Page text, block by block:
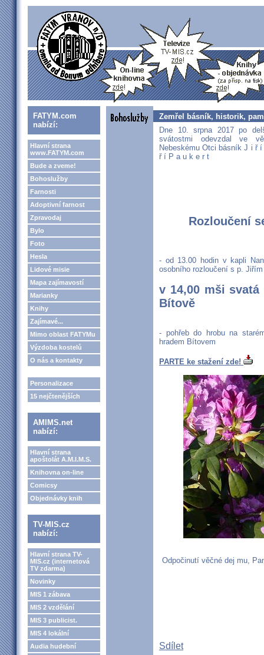
FATYM.com
nabízí:
Hlavní strana
www.FATYM.com
Bude a zveme!
Bohoslužby
Farnosti
Adoptivní farnost
Zpravodaj
Bylo
Foto
Hesla
Lidové misie
Mapa zajímavostí
Marianky
Knihy
Zajímavé...
Mimo oblast FATYMu
Výzdoba kostelů
O nás a kontakty
Personalizace
15 nejčtenějších
AMIMS.net
nabízí:
Hlavní strana
apoštolát A.M.I.M.S.
Knihovna on-line
Comicsy
Objednávky knih
TV-MIS.cz
nabízí:
Hlavní strana TV-
MIS.cz (internetová
TV zdarma)
Novinky
MIS 1 zábava
MIS 2 vzdělání
MIS 3 publicist.
MIS 4 lokální
Audia hudební
Zemřel básník, historik,
Dne 10. srpna 2017 po
svátostmi odevzdal ve
Nebeskému Otci básník J i ř
ř í P a u k e r t
Rozloučení
- od 13.00 hodin v kapli
osobního rozloučení s p. Jiřím
v 14,00 mši
Bítově
- pohřeb do hrobu na
hradem Bítovem
PARTE ke stažení zde!
Odpočinutí věčné dej mu,
Sdílet